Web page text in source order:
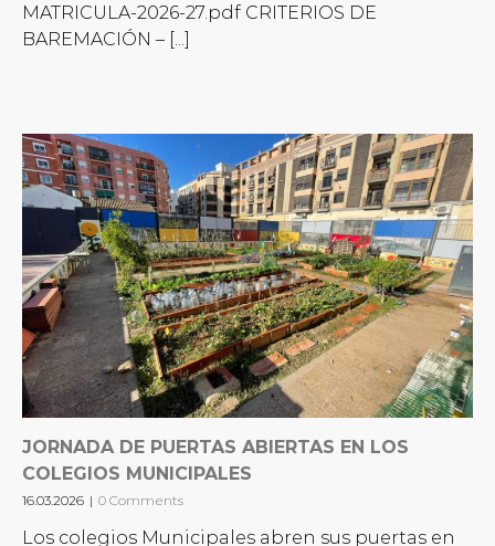
MATRICULA-2026-27.pdf CRITERIOS DE
BAREMACIÓN – [...]
JORNADA DE PUERTAS ABIERTAS EN LOS
COLEGIOS MUNICIPALES
16.03.2026 | 0 Comments
Los colegios Municipales abren sus puertas en